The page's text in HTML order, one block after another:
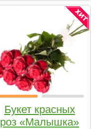
Букет красных
роз «Малышка»